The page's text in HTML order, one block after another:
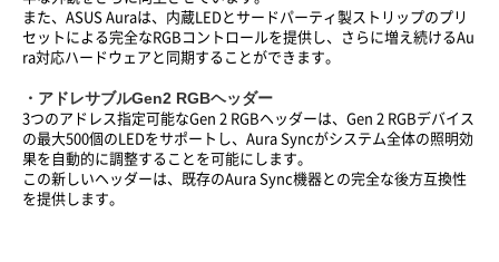
また、ASUS Auraは、内蔵LEDとサードパーティ製ストリップのプリ
セットによる完全なRGBコントロールを提供し、さらに増え続けるAu
ra対応ハードウェアと同期することができます。
・アドレサブルGen2 RGBヘッダー
3つのアドレス指定可能なGen 2 RGBヘッダーは、Gen 2 RGBデバイス
の最大500個のLEDをサポートし、Aura Syncがシステム全体の照明効
果を自動的に調整することを可能にします。
この新しいヘッダーは、既存のAura Sync機器との完全な後方互換性
を提供します。